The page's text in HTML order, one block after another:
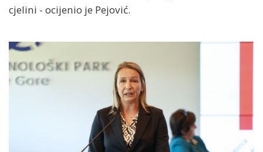
cjelini - ocijenio je Pejović.